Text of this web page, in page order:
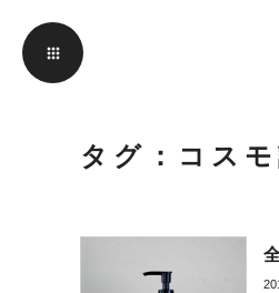
タグ：コス